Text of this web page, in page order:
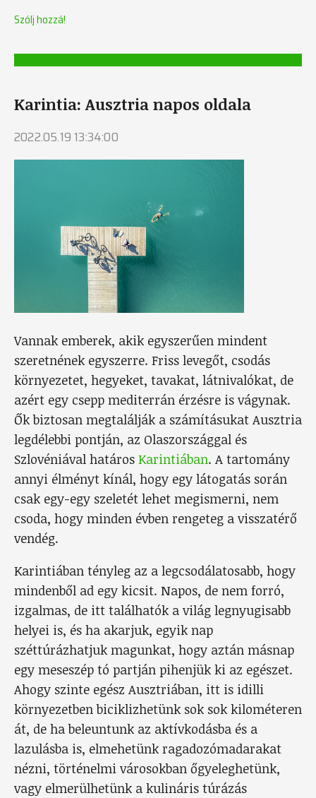
Szólj hozzá!
Karintia: Ausztria napos oldala
2022.05.19 13:34:00
Vannak emberek, akik egyszerűen mindent
szeretnének egyszerre. Friss levegőt, csodás
környezetet, hegyeket, tavakat, látnivalókat, de
azért egy csepp mediterrán érzésre is vágynak.
Ők biztosan megtalálják a számításukat Ausztria
legdélebbi pontján, az Olaszországgal és
Szlovéniával határos Karintiában. A tartomány
annyi élményt kínál, hogy egy látogatás során
csak egy-egy szeletét lehet megismerni, nem
csoda, hogy minden évben rengeteg a visszatérő
vendég.
Karintiában tényleg az a legcsodálatosabb, hogy
mindenből ad egy kicsit. Napos, de nem forró,
izgalmas, de itt találhatók a világ legnyugisabb
helyei is, és ha akarjuk, egyik nap
széttúrázhatjuk magunkat, hogy aztán másnap
egy meseszép tó partján pihenjük ki az egészet.
Ahogy szinte egész Ausztriában, itt is idilli
környezetben biciklizhetünk sok sok kilométeren
át, de ha beleuntunk az aktívkodásba és a
lazulásba is, elmehetünk ragadozómadarakat
nézni, történelmi városokban őgyeleghetünk,
vagy elmerülhetünk a kulináris túrázás